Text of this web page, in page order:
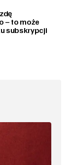
– to może
subskrypcji